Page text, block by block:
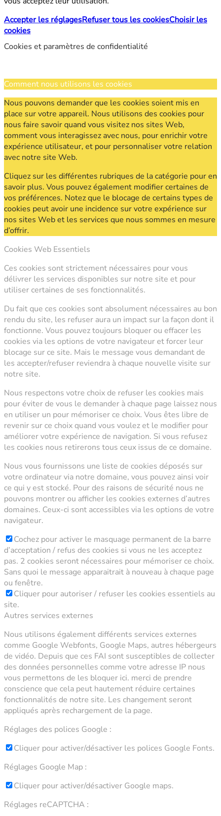
Accepter les réglagesRefuser tous les cookiesChoisir les
cookies
Cookies et paramètres de confidentialité
Comment nous utilisons les cookies
Nous pouvons demander que les cookies soient mis en
place sur votre appareil. Nous utilisons des cookies pour
nous faire savoir quand vous visitez nos sites Web,
comment vous interagissez avec nous, pour enrichir votre
expérience utilisateur, et pour personnaliser votre relation
avec notre site Web.
Cliquez sur les différentes rubriques de la catégorie pour en
savoir plus. Vous pouvez également modifier certaines de
vos préférences. Notez que le blocage de certains types de
cookies peut avoir une incidence sur votre expérience sur
nos sites Web et les services que nous sommes en mesure
d’offrir.
Cookies Web Essentiels
Ces cookies sont strictement nécessaires pour vous
délivrer les services disponibles sur notre site et pour
utiliser certaines de ses fonctionnalités.
Du fait que ces cookies sont absolument nécessaires au bon
rendu du site, les refuser aura un impact sur la façon dont il
fonctionne. Vous pouvez toujours bloquer ou effacer les
cookies via les options de votre navigateur et forcer leur
blocage sur ce site. Mais le message vous demandant de
les accepter/refuser reviendra à chaque nouvelle visite sur
notre site.
Nous respectons votre choix de refuser les cookies mais
pour éviter de vous le demander à chaque page laissez nous
en utiliser un pour mémoriser ce choix. Vous êtes libre de
revenir sur ce choix quand vous voulez et le modifier pour
améliorer votre expérience de navigation. Si vous refusez
les cookies nous retirerons tous ceux issus de ce domaine.
Nous vous fournissons une liste de cookies déposés sur
votre ordinateur via notre domaine, vous pouvez ainsi voir
ce qui y est stocké. Pour des raisons de sécurité nous ne
pouvons montrer ou afficher les cookies externes d’autres
domaines. Ceux-ci sont accessibles via les options de votre
navigateur.
Cochez pour activer le masquage permanent de la barre
d’acceptation / refus des cookies si vous ne les acceptez
pas. 2 cookies seront nécessaires pour mémoriser ce choix.
Sans quoi le message apparaitrait à nouveau à chaque page
ou fenêtre.
Cliquer pour autoriser / refuser les cookies essentiels au
site.
Autres services externes
Nous utilisons également différents services externes
comme Google Webfonts, Google Maps, autres hébergeurs
de vidéo. Depuis que ces FAI sont susceptibles de collecter
des données personnelles comme votre adresse IP nous
vous permettons de les bloquer ici. merci de prendre
conscience que cela peut hautement réduire certaines
fonctionnalités de notre site. Les changement seront
appliqués après rechargement de la page.
Réglages des polices Google :
Cliquer pour activer/désactiver les polices Google Fonts.
Réglages Google Map :
Cliquer pour activer/désactiver Google maps.
Réglages reCAPTCHA :